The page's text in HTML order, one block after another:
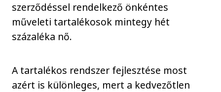
szerződéssel rendelkező önkéntes
műveleti tartalékosok mintegy hét
százaléka nő.
A tartalékos rendszer fejlesztése most
azért is különleges, mert a kedvezőtlen